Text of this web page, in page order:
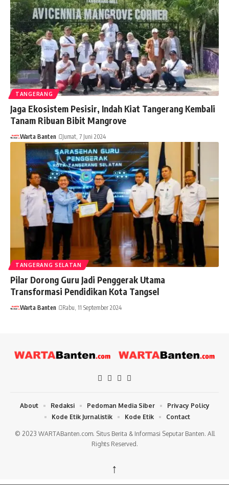
TANGERANG
Jaga Ekosistem Pesisir, Indah Kiat Tangerang Kembali
Tanam Ribuan Bibit Mangrove
Warta Banten Jumat, 7 Juni 2024
TANGERANG SELATAN
Pilar Dorong Guru Jadi Penggerak Utama
Transformasi Pendidikan Kota Tangsel
Warta Banten Rabu, 11 September 2024
© 2023 WARTABanten.com. Situs Berita & Informasi Seputar Banten. All
Rights Reserved.
About Redaksi Pedoman Media Siber
Privacy Policy
Kode Etik Jurnalistik
Kode Etik Contact
↑